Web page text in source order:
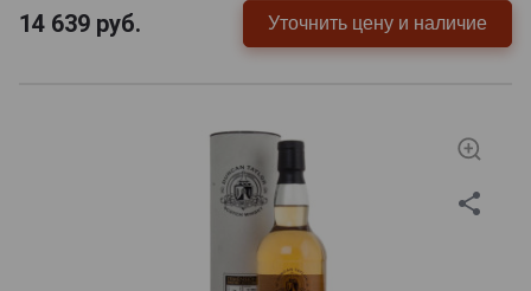
14 639 руб. Уточнить цену и наличие